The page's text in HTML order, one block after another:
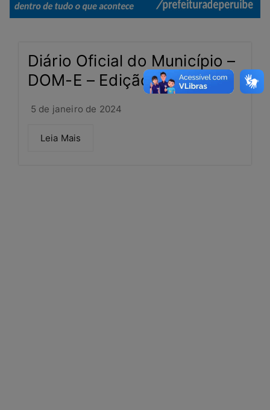
Diário Oficial do Município –
DOM-E – Edição 181
5 de janeiro de 2024
Leia Mais